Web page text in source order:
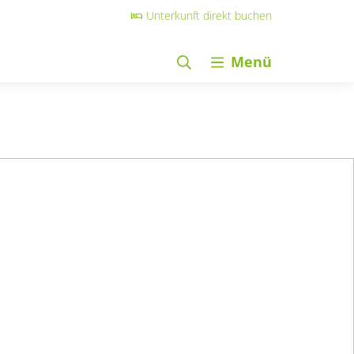
Unterkunft direkt buchen
Menü